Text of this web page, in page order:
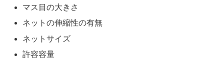
マス目の大きさ
ネットの伸縮性の有無
ネットサイズ
許容容量